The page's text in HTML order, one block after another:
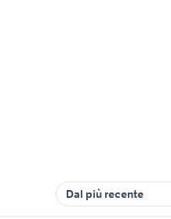
Dal più recente